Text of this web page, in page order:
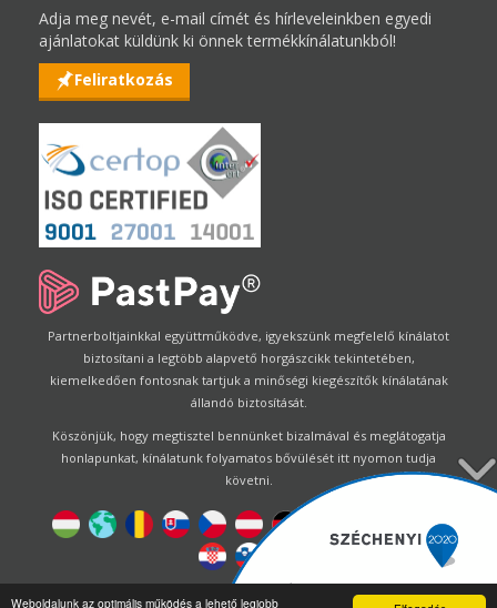
Weboldalunk az optimális működés a lehető legjobb
Adja meg nevét, e-mail címét és hírleveleinkben egyedi
ajánlatokat küldünk ki önnek termékkínálatunkból!
Feliratkozás
Partnerboltjainkkal együttműködve, igyekszünk megfelelő kínálatot
biztosítani a legtöbb alapvető horgászcikk tekintetében,
kiemelkedően fontosnak tartjuk a minőségi kiegészítők kínálatának
állandó biztosítását.
Köszönjük, hogy megtisztel bennünket bizalmával és meglátogatja
honlapunkat, kínálatunk folyamatos bővülését itt nyomon tudja
követni.
Designed by Energofish Kft